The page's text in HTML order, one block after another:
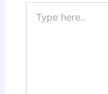
here..